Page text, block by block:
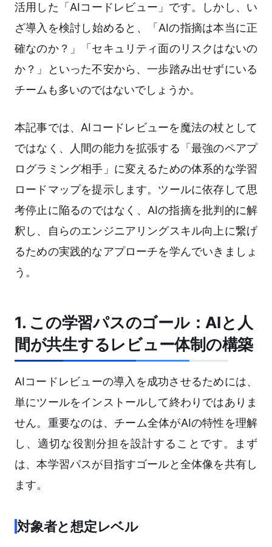
活用した「AIコードレビュー」です。しかし、い
ざ導入を検討し始めると、「AIの指摘は本当に正
確なのか？」「セキュリティ面のリスクはないの
か？」といった不安から、一歩踏み出せずにいる
チームも多いのではないでしょうか。
本記事では、AIコードレビューを魔法の杖として
ではなく、人間の能力を拡張する「最強のペアプ
ログラミング相手」に変えるための体系的な学習
ロードマップを提示します。ツールに依存して思
考停止に陥るのではなく、AIの指摘を批判的に解
釈し、自らのエンジニアリングスキル向上に繋げ
るための実践的なアプローチを学んでいきましょ
う。
1. この学習パスのゴール：AIと人
間が共生するレビュー体制の構築
AIコードレビューの導入を成功させるためには、
単にツールをインストールして終わりではありま
せん。重要なのは、チーム全体がAIの特性を理解
し、適切な役割分担を設計することです。まず
は、本学習パスが目指すゴールと全体像を共有し
ます。
対象者と想定レベル